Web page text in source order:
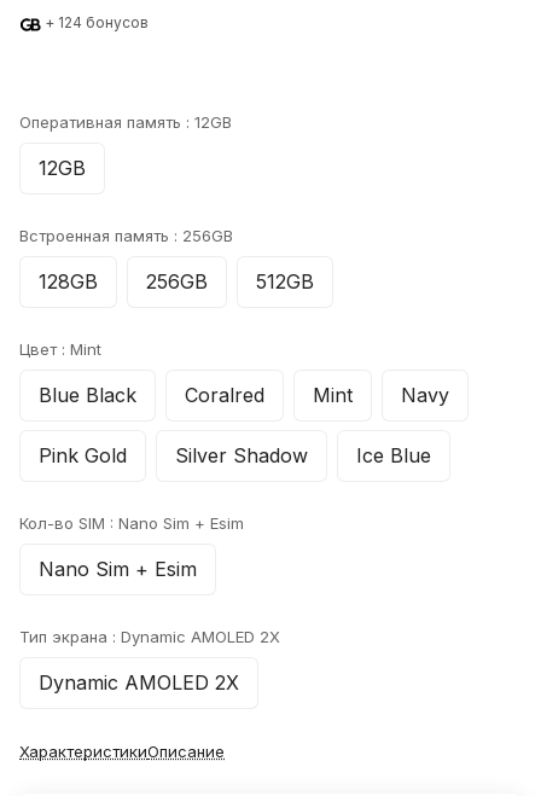
+ 124 бонусов
Оперативная память : 12GB
12GB
Встроенная память : 256GB
128GB 256GB 512GB
Цвет : Mint
Blue Black Coralred Mint Navy
Pink Gold Silver Shadow Ice Blue
Кол-во SIM : Nano Sim + Esim
Nano Sim + Esim
Тип экрана : Dynamic AMOLED 2X
Dynamic AMOLED 2X
ХарактеристикиОписание